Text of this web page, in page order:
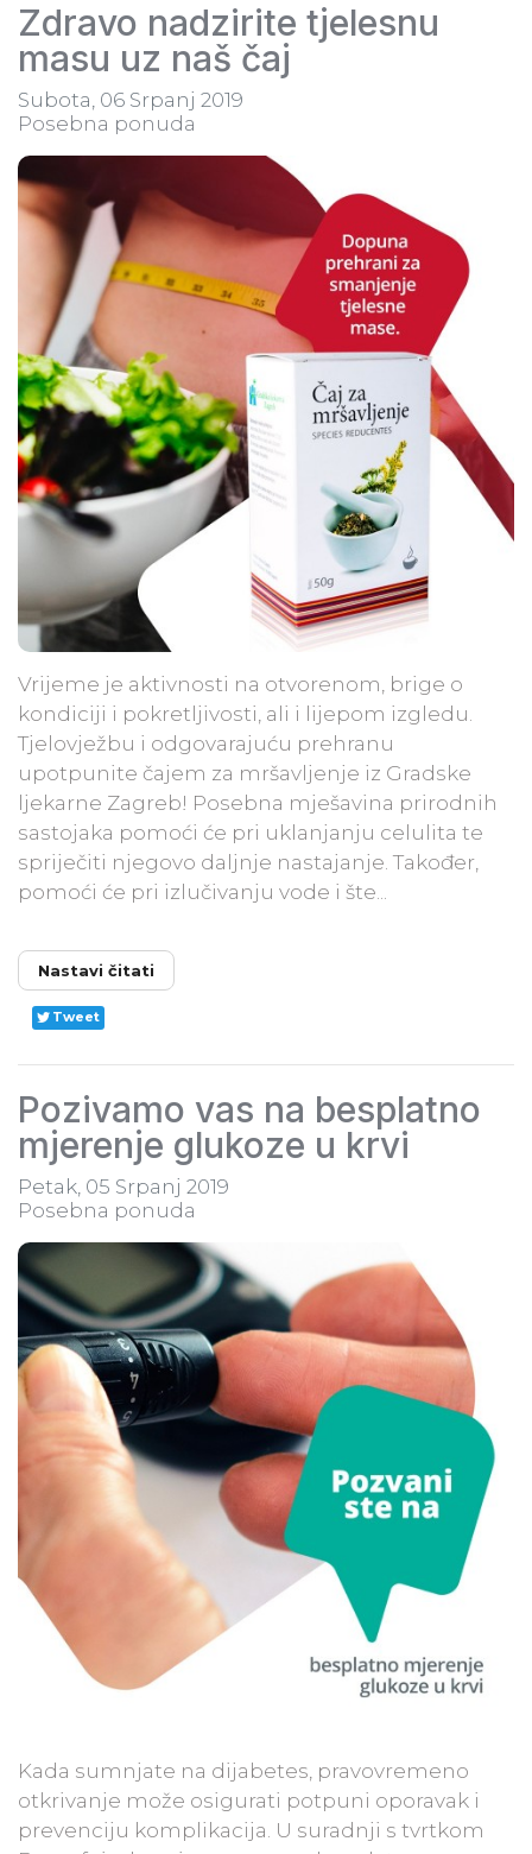
Zdravo nadzirite tjelesnu
masu uz naš čaj
Subota, 06 Srpanj 2019
Posebna ponuda
Vrijeme je aktivnosti na otvorenom, brige o
kondiciji i pokretljivosti, ali i lijepom izgledu.
Tjelovježbu i odgovarajuću prehranu
upotpunite čajem za mršavljenje iz Gradske
ljekarne Zagreb! Posebna mješavina prirodnih
sastojaka pomoći će pri uklanjanju celulita te
spriječiti njegovo daljnje nastajanje. Također,
pomoći će pri izlučivanju vode i šte...
Nastavi čitati
Tweet
Pozivamo vas na besplatno
mjerenje glukoze u krvi
Petak, 05 Srpanj 2019
Posebna ponuda
Kada sumnjate na dijabetes, pravovremeno
otkrivanje može osigurati potpuni oporavak i
prevenciju komplikacija. U suradnji s tvrtkom